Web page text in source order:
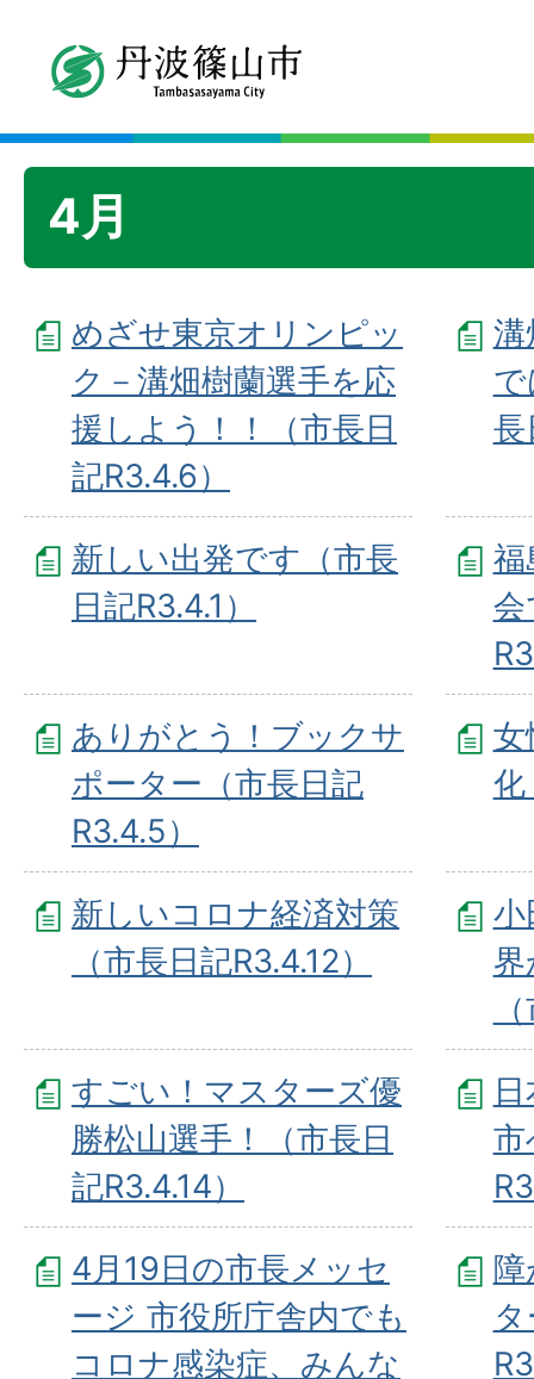
4月
めざせ東京オリンピッ
ク－溝畑樹蘭選手を応
援しよう！！（市長日
記R3.4.6）
溝
長
新しい出発です（市長
日記R3.4.1）
福
会
ありがとう！ブックサ
ポーター（市長日記
R3.4.5）
女
化
新しいコロナ経済対策
（市長日記R3.4.12）
小
すごい！マスターズ優
勝松山選手！（市長日
記R3.4.14）
市
4月19日の市長メッセ
ージ 市役所庁舎内でも
コロナ感染症、みんな